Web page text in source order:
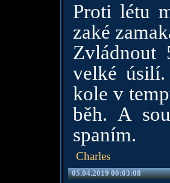
Proti létu
zaké
Zvládnout
velké
kole v
běh. A
spaním.
Charles
05.04.2019 00:03:08